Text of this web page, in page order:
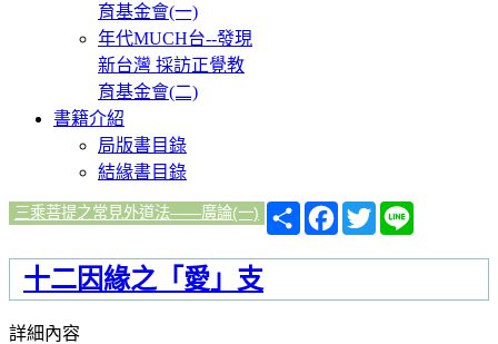
育基金會(一)
年代MUCH台--發現
新台灣 採訪正覺教
育基金會(二)
書籍介紹
局版書目錄
結緣書目錄
三乘菩提之常見外道法——廣論(一)
分
享
Facebook
Twitter
十二因緣之「愛」支
詳細內容